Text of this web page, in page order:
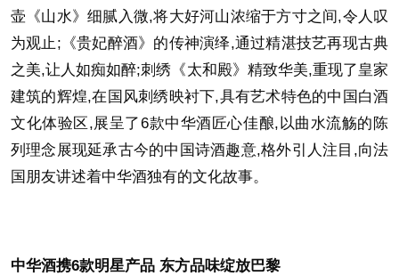
壶《山水》细腻入微,将大好河山浓缩于方寸之间,令人叹
为观止;《贵妃醉酒》的传神演绎,通过精湛技艺再现古典
之美,让人如痴如醉;刺绣《太和殿》精致华美,重现了皇家
建筑的辉煌,在国风刺绣映衬下,具有艺术特色的中国白酒
文化体验区,展呈了6款中华酒匠心佳酿,以曲水流觞的陈
列理念展现延承古今的中国诗酒趣意,格外引人注目,向法
国朋友讲述着中华酒独有的文化故事。
中华酒携6款明星产品 东方品味绽放巴黎